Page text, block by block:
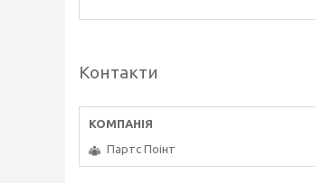
Контакти
Партс Поінт